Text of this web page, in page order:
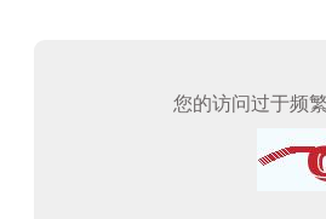
您的访问过于频